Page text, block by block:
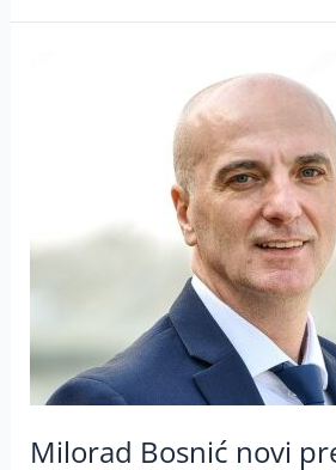
Milorad Bosnić novi
osiguranja